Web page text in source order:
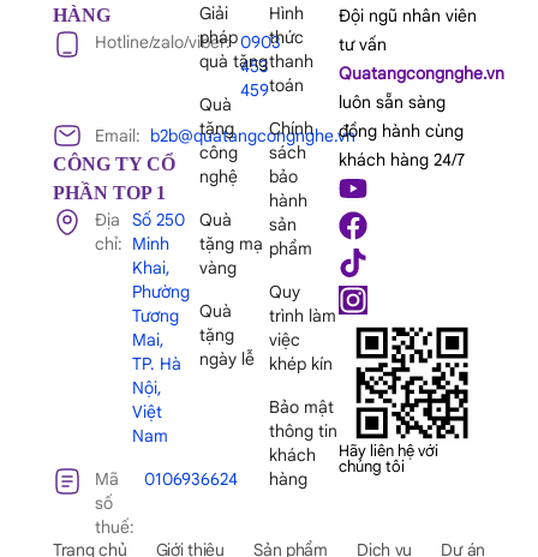
HÀNG
Hotline/zalo/viber: 0903
453
459
Email: b2b@quatangcongnghe.vn
CÔNG TY CỔ
PHẦN TOP 1
Địa
chỉ:
Số 250
Minh
Khai,
Phường
Tương
Mai,
TP. Hà
Nội,
Việt
Nam
Mã
số
thuế:
0106936624
Giải
pháp
quà tặng
Quà
tặng
công
nghệ
Quà
tặng mạ
vàng
Quà
tặng
ngày lễ
Hình
thức
thanh
toán
Chính
sách
bảo
hành
sản
phẩm
Quy
trình làm
việc
khép kín
Bảo mật
thông tin
khách
hàng
Đội ngũ nhân viên
tư vấn
Quatangcongnghe.vn
luôn sẵn sàng
đồng hành cùng
khách hàng 24/7
Hãy liên hệ với
chúng tôi
Trang chủ Giới thiệu Sản phẩm Dịch vụ Dự án